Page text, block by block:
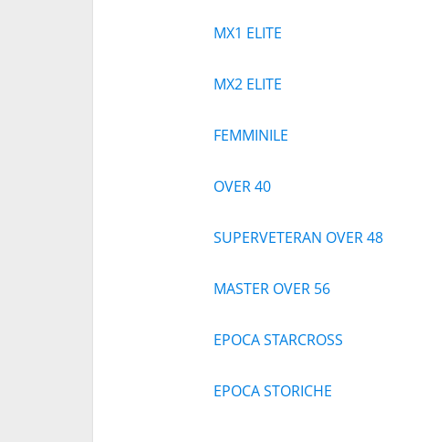
MX1 ELITE
MX2 ELITE
FEMMINILE
OVER 40
SUPERVETERAN OVER 48
MASTER OVER 56
EPOCA STARCROSS
EPOCA STORICHE